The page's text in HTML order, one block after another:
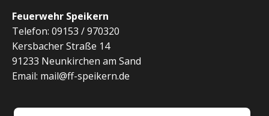
Feuerwehr Speikern
Telefon: 09153 / 970320
Kersbacher Straße 14
91233 Neunkirchen am Sand
Email: mail@ff-speikern.de